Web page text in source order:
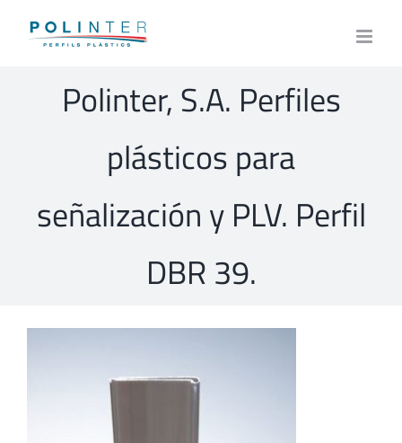
Polinter, S.A. Perfiles
plásticos para
señalización y PLV. Perfil
DBR 39.